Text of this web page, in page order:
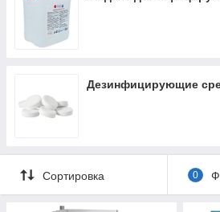
Дезинфицирующие
Сортировка 0